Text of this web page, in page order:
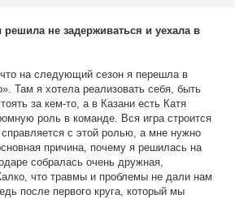
не задерживаться и уехала в
на следующий сезон я перешла в
Там я хотела реализовать себя, быть
за кем-то, а в Казани есть Катя
роль в команде. Вся игра строится
с этой ролью, а мне нужно
причина, почему я решилась на
собралась очень дружная,
что травмы и проблемы не дали нам
после первого круга, который мы